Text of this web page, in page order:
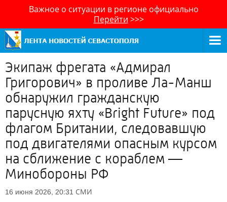
Важное о ситуации в регионе официально
Перейти >>>
Экипаж фрегата «Адмирал
Григорович» в проливе Ла-Манш
обнаружил гражданскую
парусную яхту «Bright Future» под
флагом Британии, следовавшую
под двигателями опасным курсом
на сближение с кораблем —
Минобороны РФ
16 июня 2026, 20:31 СМИ